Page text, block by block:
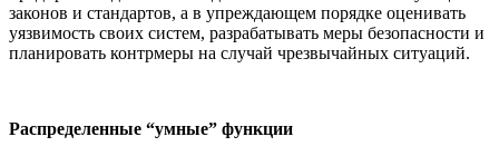
законов и стандартов, а в упреждающем порядке оценивать
уязвимость своих систем, разрабатывать меры безопасности и
планировать контрмеры на случай чрезвычайных ситуаций.
Распределенные “умные” функции